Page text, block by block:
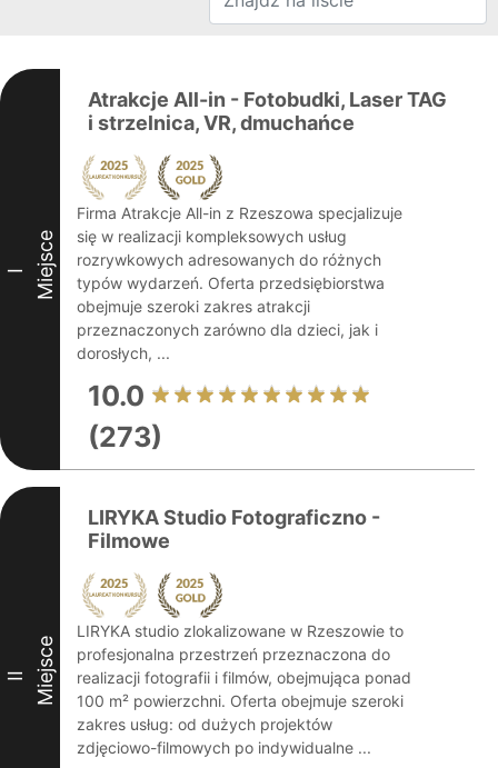
I Miejsce
Atrakcje All-in - Fotobudki, Laser TAG
i strzelnica, VR, dmuchańce
Firma Atrakcje All-in z Rzeszowa specjalizuje
się w realizacji kompleksowych usług
rozrywkowych adresowanych do różnych
typów wydarzeń. Oferta przedsiębiorstwa
obejmuje szeroki zakres atrakcji
przeznaczonych zarówno dla dzieci, jak i
dorosłych, ...
10.0
(273)
II Miejsce
LIRYKA Studio Fotograficzno -
Filmowe
LIRYKA studio zlokalizowane w Rzeszowie to
profesjonalna przestrzeń przeznaczona do
realizacji fotografii i filmów, obejmująca ponad
100 m² powierzchni. Oferta obejmuje szeroki
zakres usług: od dużych projektów
zdjęciowo-filmowych po indywidualne ...